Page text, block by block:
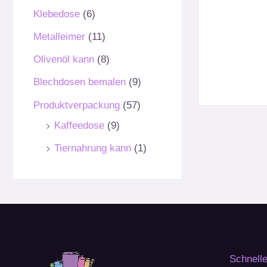
Klebedose (6)
Metalleimer (11)
Olivenöl kann (8)
Blechdosen bemalen (9)
Produktverpackung (57)
Kaffeedose (9)
Tiernahrung kann (1)